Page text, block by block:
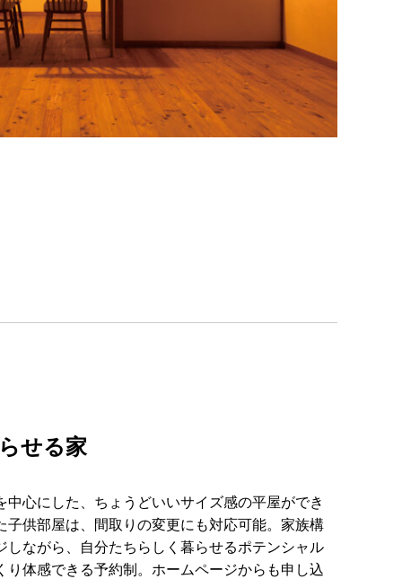
せる家
心にした、ちょうどいいサイズ感の平屋ができ
子供部屋は、間取りの変更にも対応可能。家族構
しながら、自分たちらしく暮らせるポテンシャル
り体感できる予約制。ホームページからも申し込